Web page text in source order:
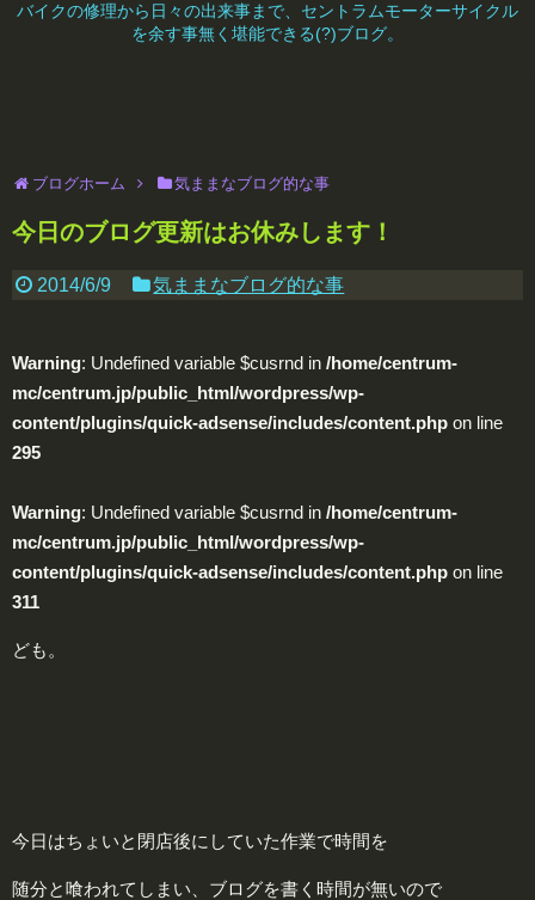
バイクの修理から日々の出来事まで、セントラムモーターサイクル
を余す事無く堪能できる(?)ブログ。
ブログホーム 気ままなブログ的な事
今日のブログ更新はお休みします！
2014/6/9 気ままなブログ的な事
Warning: Undefined variable $cusrnd in /home/centrum-
mc/centrum.jp/public_html/wordpress/wp-
content/plugins/quick-adsense/includes/content.php on line
295
Warning: Undefined variable $cusrnd in /home/centrum-
mc/centrum.jp/public_html/wordpress/wp-
content/plugins/quick-adsense/includes/content.php on line
311
ども。
今日はちょいと閉店後にしていた作業で時間を
随分と喰われてしまい、ブログを書く時間が無いので